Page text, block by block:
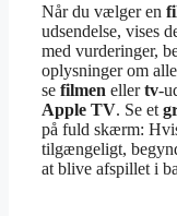
Når du vælger en
udsendelse, vises
med vurderinger,
oplysninger om
se filmen ellertv-
Apple TV. Se et
på fuld skærm:
tilgængeligt,
at blive afspillet i